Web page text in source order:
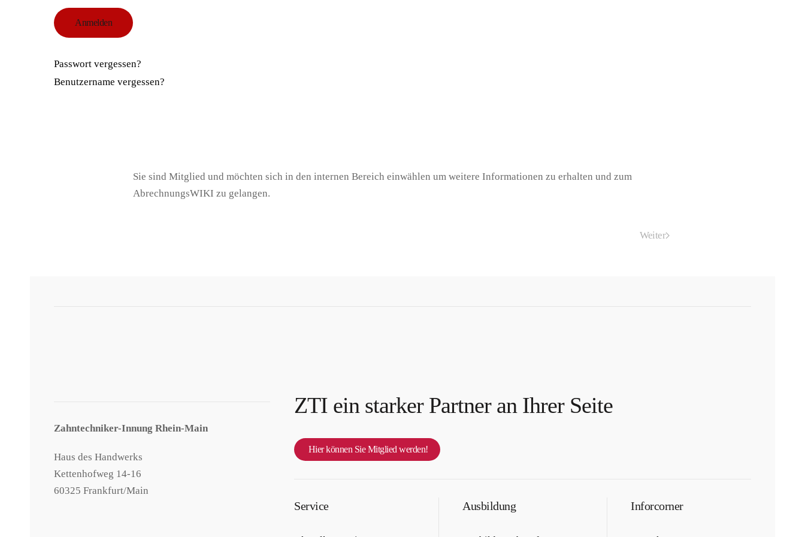
Anmelden
Passwort vergessen?
Benutzername vergessen?
Sie sind Mitglied und möchten sich in den internen Bereich einwählen um weitere Informationen zu erhalten und zum
AbrechnungsWIKI zu gelangen.
Weiter
Zahntechniker-Innung Rhein-Main
Haus des Handwerks
Kettenhofweg 14-16
60325 Frankfurt/Main
ZTI ein starker Partner an Ihrer Seite
Hier können Sie Mitglied werden!
Service Ausbildung Inforcorner